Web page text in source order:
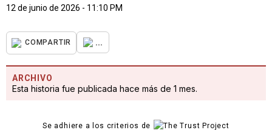
12 de junio de 2026 - 11:10 PM
COMPARTIR ...
ARCHIVO
Esta historia fue publicada hace más de 1 mes.
Se adhiere a los criterios de